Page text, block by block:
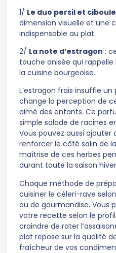
1/ Le duo persil et
dimension visuelle et une
indispensable au plat.
2/ La note d’estragon :
touche anisée qui
la cuisine bourgeoise.
L’estragon frais insuffle
change la perception de
aimé des enfants. Ce
simple salade de racines
Vous pouvez aussi ajouter
renforcer le côté salin de
maîtrise de ces herbes
durant toute la saison
Chaque méthode de
cuisiner le céleri-rave
ou de gourmandise. Vous
votre recette selon le
craindre de rater
plat repose sur la qualité
fraîcheur de vos